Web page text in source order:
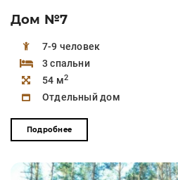
Дом №7
7-9 человек
3 спальни
54 м2
Отдельный дом
Подробнее